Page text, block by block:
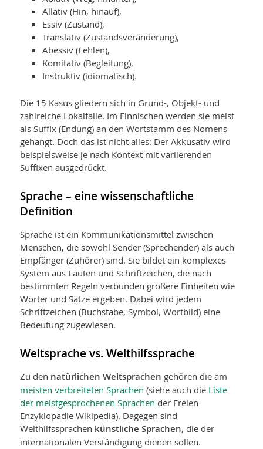
Allativ (Hin, hinauf),
Essiv (Zustand),
Translativ (Zustandsveränderung),
Abessiv (Fehlen),
Komitativ (Begleitung),
Instruktiv (idiomatisch).
Die 15 Kasus gliedern sich in Grund-, Objekt- und
zahlreiche Lokalfälle. Im Finnischen werden sie meist
als Suffix (Endung) an den Wort­stamm des Nomens
gehängt. Doch das ist nicht alles: Der Akkusativ wird
beispielsweise je nach Kontext mit variierenden
Suffixen ausgedrückt.
Sprache – eine wissenschaftliche
Definition
Sprache ist ein Kommunikationsmittel zwischen
Menschen, die sowohl Sender (Sprechender) als auch
Empfänger (Zuhörer) sind. Sie bildet ein komplexes
System aus Lauten und Schriftzeichen, die nach
bestimmten Regeln verbunden größere Einheiten wie
Wörter und Sätze ergeben. Dabei wird jedem
Schriftzeichen (Buchstabe, Symbol, Wortbild) eine
Bedeutung zugewiesen.
Weltsprache vs. Welthilfssprache
Zu den natürlichen Weltsprachen gehören die am
meisten verbreiteten Sprachen (siehe auch die Liste
der meistgesprochenen Sprachen der Freien
Enzyklopädie Wikipedia). Dagegen sind
Welthilfssprachen künstliche Sprachen, die der
internationalen Verständigung dienen sollen.